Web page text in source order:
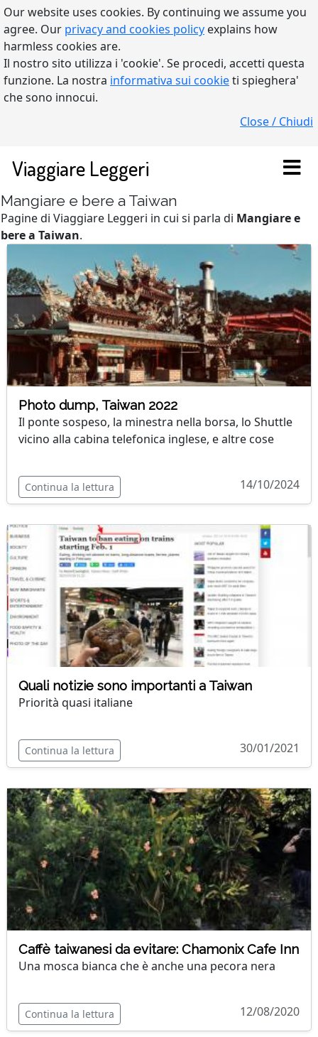
Our website uses cookies. By continuing we assume you
agree. Our privacy and cookies policy explains how
harmless cookies are.
Il nostro sito utilizza i 'cookie'. Se procedi, accetti questa
funzione. La nostra informativa sui cookieti spieghera'
che sono innocui.
Close / Chiudi
Viaggiare Leggeri
Mangiare e bere a Taiwan
Pagine di Viaggiare Leggeri in cui si parla di Mangiare e
bere a Taiwan.
Photo dump, Taiwan 2022
Il ponte sospeso, la minestra nella borsa, lo Shuttle
vicino alla cabina telefonica inglese, e altre cose
Continua la lettura 14/10/2024
Quali notizie sono importanti a Taiwan
Priorità quasi italiane
Continua la lettura 30/01/2021
Caffè taiwanesi da evitare: Chamonix Cafe Inn
Una mosca bianca che è anche una pecora nera
Continua la lettura 12/08/2020